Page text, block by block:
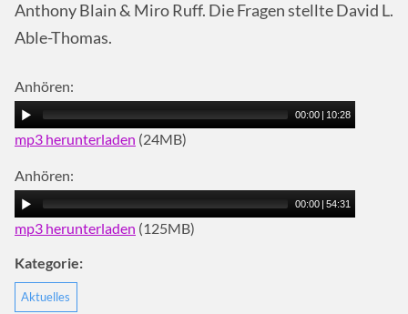
Anthony Blain & Miro Ruff. Die Fragen stellte David L.
Able-Thomas.
Anhören:
00:00 10:28
mp3 herunterladen (24MB)
Anhören:
00:00 54:31
mp3 herunterladen (125MB)
Kategorie:
Aktuelles